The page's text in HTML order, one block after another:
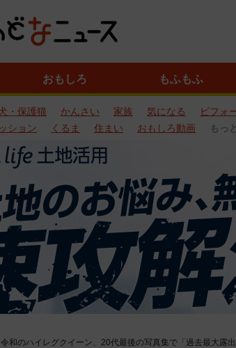
おもしろ もふもふ
・保護猫 かんさい 家族 気になる ビフォ
ション
くるま 住まい おもしろ動画 もっ
令和のハイレグクイーン、20代最後の写真集で「過去最大露